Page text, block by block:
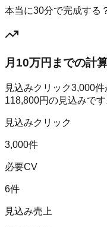
本当に30分で完成する
月10万円までの計
見込みクリック3,000件
118,800円の見込みです
見込みクリック
3,000件
必要CV
6件
見込み売上